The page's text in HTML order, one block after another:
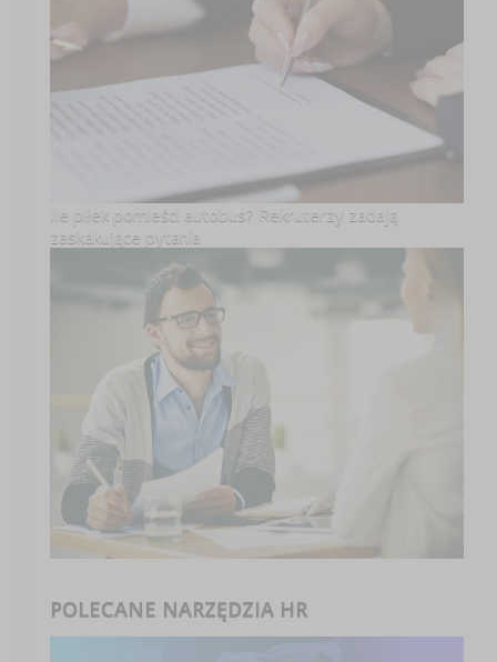
Ile piłek pomieści autobus? Rekruterzy zadają
zaskakujące pytania
POLECANE NARZĘDZIA HR